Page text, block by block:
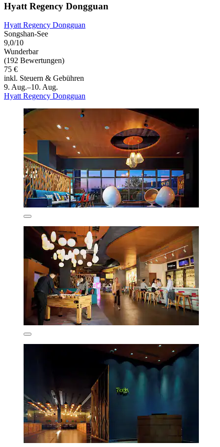
Hyatt Regency Dongguan
Hyatt Regency Dongguan
Songshan-See
9,0/10
Wunderbar
(192 Bewertungen)
75 €
inkl. Steuern & Gebühren
9. Aug.–10. Aug.
Hyatt Regency Dongguan